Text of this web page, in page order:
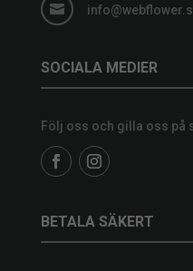

SOCIALA MEDIER
Följ oss och gilla oss på
BETALA SÄKERT